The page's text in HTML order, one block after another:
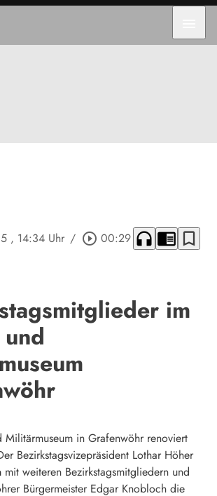
, 14:34 Uhr / play_circle_outline 00:29 headphones chrome_reader_mode bookmark_border
im
Militärmuseum in Grafenwöhr renoviert
Bezirkstagsvizepräsident Lothar Höher
mit weiteren Bezirkstagsmitgliedern und
Bürgermeister Edgar Knobloch die